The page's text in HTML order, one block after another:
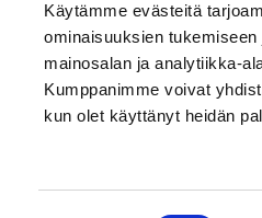
Käytämme evästeitä
ominaisuuksien
mainosalan ja analytiikka-
Kumppanimme voivat
kun olet käyttänyt heidän